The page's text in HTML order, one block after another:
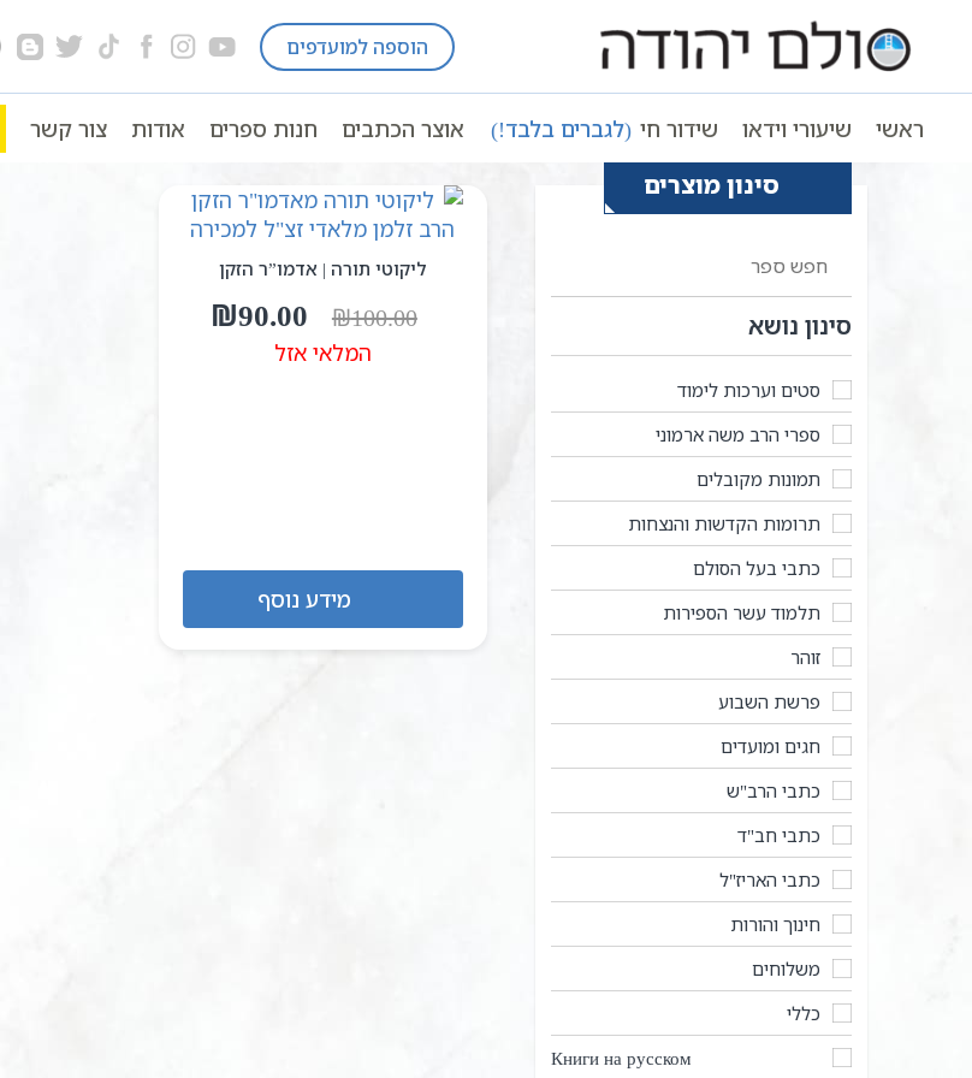
הוספה למועדפים
ראשי שיעורי וידאו שידור חי (לגברים בלבד!) אוצר הכתבים חנות ספרים אודות צור קשר
עמוד ראשי רבי שניאור זלמן מלאדי
סינון מוצרים
סינון נושא
סטים וערכות לימוד
ספרי הרב משה ארמוני
תמונות מקובלים
תרומות הקדשות והנצחות
כתבי בעל הסולם
תלמוד עשר הספירות
זוהר
פרשת השבוע
חגים ומועדים
כתבי הרב"ש
כתבי חב"ד
כתבי האריז"ל
חינוך והורות
משלוחים
כללי
Книги на русском
ליקוטי תורה | אדמו”ר הזקן
₪100.00
המחיר
המקורי
היה:
₪90.00
המלאי אזל
מידע נוסף